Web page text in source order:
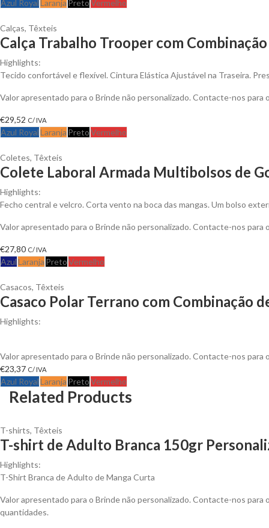
Azul Royal Laranja PretoVermelho
Calças, Têxteis
Calça Trabalho Trooper com
Highlights:
Tecido confortável e flexível. Cintura Elástica Ajustável na Traseira.
Valor apresentado para o Brinde não personalizado. Contacte-nos
€29,52 C/ IVA
Azul RoyalLaranja PretoVermelho
Coletes, Têxteis
Colete Laboral Armada Multibolsos de
Highlights:
Fecho central e velcro. Corta vento na boca das mangas. Um bolso
Valor apresentado para o Brinde não personalizado. Contacte-nos
€27,80 C/ IVA
AzulLaranja PretoVermelho
Casacos, Têxteis
Casaco Polar Terrano com Combinação
Highlights:
Valor apresentado para o Brinde não personalizado. Contacte-nos
€23,37 C/ IVA
Azul RoyalLaranja PretoVermelho
Related Products
T-shirts, Têxteis
T-shirt de Adulto Branca 150gr
Highlights:
T-Shirt Branca de Adulto de Manga Curta
Valor apresentado para o Brinde não personalizado. Contacte-nos
quantidades.